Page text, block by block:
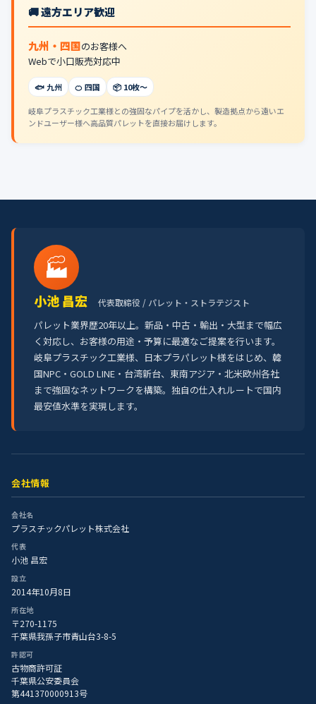
🚚 遠方エリア歓迎
九州・四国のお客様へ
Webで小口販売対応中
🐟 九州 🍊 四国 📦 10枚〜
岐阜プラスチック工業様との強固なパイプを活かし、製造拠点から遠いエ
ンドユーザー様へ高品質パレットを直接お届けします。
🏭
小池 昌宏 代表取締役 / パレット・ストラテジスト
パレット業界歴20年以上。新品・中古・輸出・大型まで幅広
く対応し、お客様の用途・予算に最適なご提案を行います。
岐阜プラスチック工業様、日本プラパレット様をはじめ、韓
国NPC・GOLD LINE・台湾新台、東南アジア・北米欧州各社
まで強固なネットワークを構築。独自の仕入れルートで国内
最安値水準を実現します。
会社情報
会社名
プラスチックパレット株式会社
代表
小池 昌宏
設立
2014年10月8日
所在地
〒270-1175
千葉県我孫子市青山台3-8-5
許認可
古物商許可証
千葉県公安委員会
第441370000913号